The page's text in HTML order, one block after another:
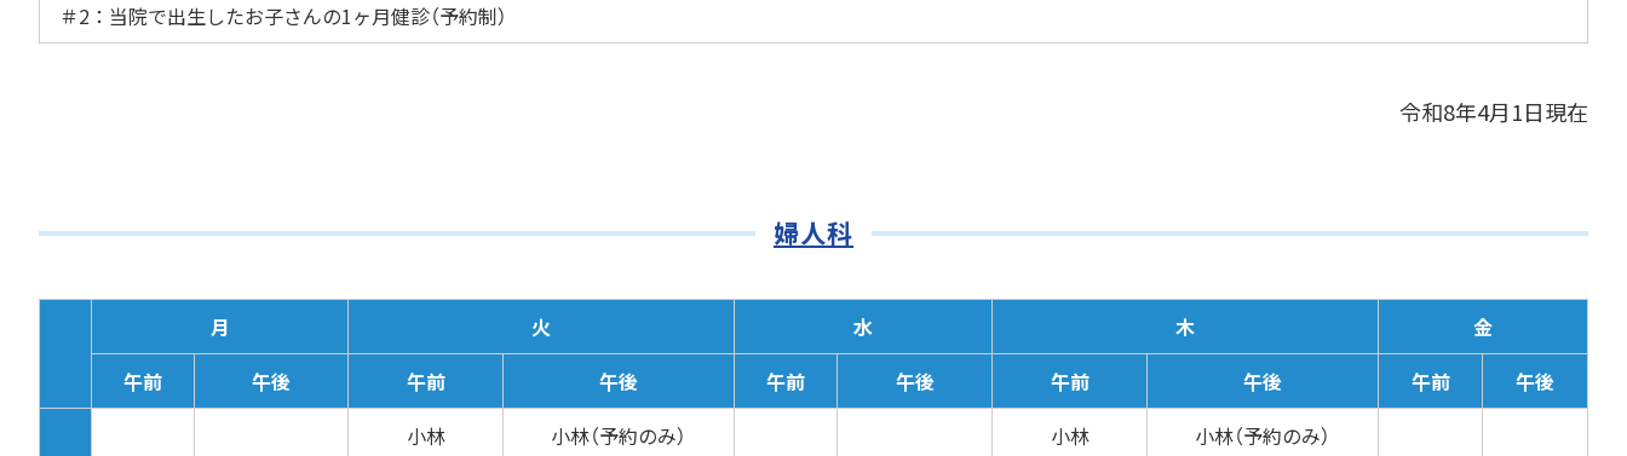
＃2：当院で出生したお子さんの1ヶ月健診（予約制）
令和8年4月1日現在
婦人科
月 火 水 木
金
午前
午後 午前 午後 午前 午後 午前 午後 午前
午後
小林
小林（予約のみ） 小林 小林（予約のみ）